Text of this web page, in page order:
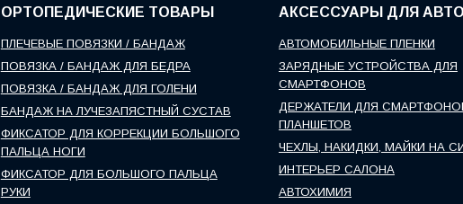
ОРТОПЕДИЧЕСКИЕ ТОВАРЫ
ПЛЕЧЕВЫЕ ПОВЯЗКИ / БАНДАЖ
ПОВЯЗКА / БАНДАЖ ДЛЯ БЕДРА
ПОВЯЗКА / БАНДАЖ ДЛЯ ГОЛЕНИ
БАНДАЖ НА ЛУЧЕЗАПЯСТНЫЙ СУСТАВ
ФИКСАТОР ДЛЯ КОРРЕКЦИИ БОЛЬШОГО
ПАЛЬЦА НОГИ
ФИКСАТОР ДЛЯ БОЛЬШОГО ПАЛЬЦА
РУКИ
АКСЕССУАРЫ ДЛЯ АВТО
АВТОМОБИЛЬНЫЕ ПЛЕНКИ
ЗАРЯДНЫЕ УСТРОЙСТВА ДЛЯ
СМАРТФОНОВ
ДЕРЖАТЕЛИ ДЛЯ
ПЛАНШЕТОВ
ЧЕХЛЫ, НАКИДКИ, МАЙКИ НА
ИНТЕРЬЕР САЛОНА
АВТОХИМИЯ